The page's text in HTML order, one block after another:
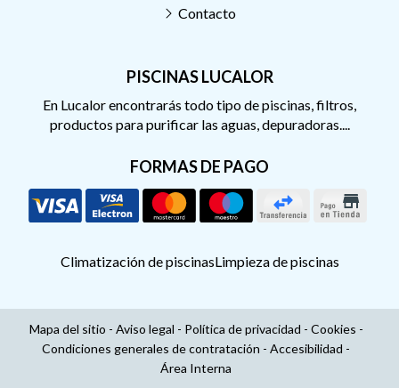
PISCINAS LUCALOR
En Lucalor encontrarás todo tipo de piscinas, filtros,
productos para purificar las aguas, depuradoras....
FORMAS DE PAGO
Contacto
Climatización de piscinasLimpieza de piscinas
Mapa del sitio - Aviso legal - Política de privacidad - Cookies -
Condiciones generales de contratación - Accesibilidad -
Área Interna